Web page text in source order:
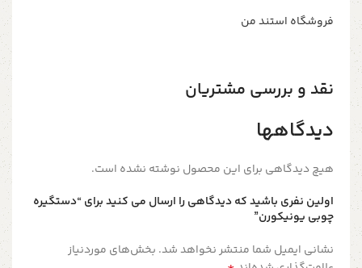
فروشگاه استند من
نقد و بررسی مشتریان
دیدگاهها
هیچ دیدگاهی برای این محصول نوشته نشده است.
اولین نفری باشید که دیدگاهی را ارسال می کنید برای “دستگیره
چوبی یونیکورن”
نشانی ایمیل شما منتشر نخواهد شد. بخش‌های موردنیاز